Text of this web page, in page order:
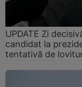
UPDATE Zi
candidat la
tentativă de